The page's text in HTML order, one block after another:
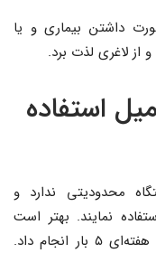
داشتن بیماری و یا
از لاغری لذت برد.
استفاده
محدودیتی ندارد و
نمایند. بهتر است
ورزش هوازی مثل پیاده روی و دویدن را هفته‌ای ۵ بار انجام داد.